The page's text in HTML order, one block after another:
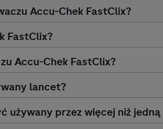
Accu-Chek FastClix?
FastClix?
Accu-Chek FastClix?
lancet?
używany przez więcej niż